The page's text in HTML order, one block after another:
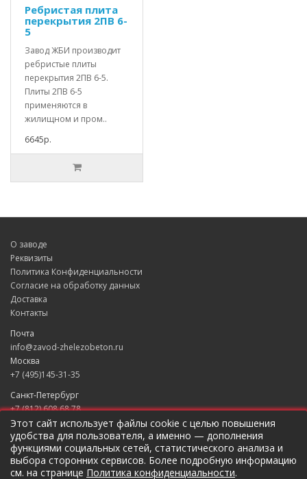
Ребристая плита
перекрытия 2ПВ 6-
5
Завод ЖБИ производит
ребристые плиты
перекрытия 2ПВ 6-5.
Плиты 2ПВ 6-5
применяются в
жилищном и пром..
6645р.
О заводе
Реквизиты
Политика Конфиденциальности
Согласие на обработку данных
Доставка
Контакты
Почта
info@zavod-zhelezobeton.ru
Москва
+7 (495)145-31-35
Санкт-Петербург
+7 (812) 608 68 78
Екатеринбург
+7 (343) 235 49 31
Краснодар
+7 (861) 205 79 37
Этот сайт использует файлы cookie с целью повышения
удобства для пользователя, а именно — дополнения
функциями социальных сетей, статистического анализа и
выбора сторонних сервисов. Более подробную информацию
см. на странице Политика конфиденциальности.